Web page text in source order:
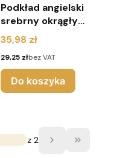
Podkład angielski
srebrny okrągły
r.45
Cena
35,98 zł
Cena
29,25 złbez VAT
Do koszyka
z 2